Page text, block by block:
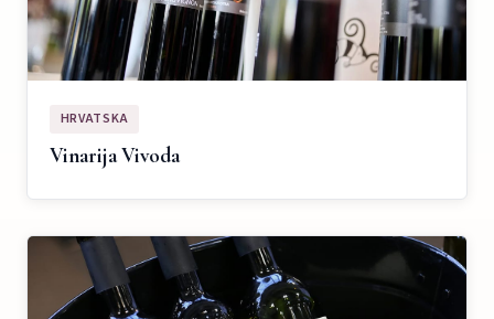
HRVATSKA
Vinarija Vivoda